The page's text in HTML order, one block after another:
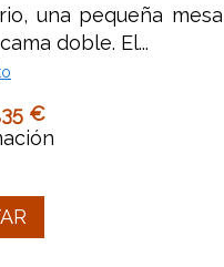
una pequeña mesa
doble. El...
€